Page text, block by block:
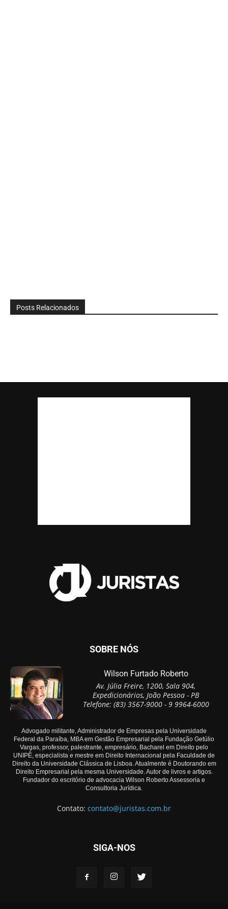
Posts Relacionados
SOBRE NÓS
Wilson Furtado Roberto
Av. Júlia Freire, 1200, Sala 904,
Expedicionários, João Pessoa - PB
Telefone: (83) 3567-9000 - 9 9964-6000
Advogado militante, Administrador de Empresas pela Universidade
Federal da Paraíba, MBA em Gestão Empresarial pela Fundação Getúlio
Vargas, professor, palestrante, empresário, Bacharel em Direito pelo
UNIPÊ, especialista e mestre em Direito Internacional pela Faculdade de
Direito da Universidade Clássica de Lisboa. Atualmente é Doutorando em
Direito Empresarial pela mesma Universidade. Autor de livros e artigos.
Fundador do escritório de advocacia Wilson Roberto Assessoria e
Consultoria Jurídica.
Contato: contato@juristas.com.br
SIGA-NOS